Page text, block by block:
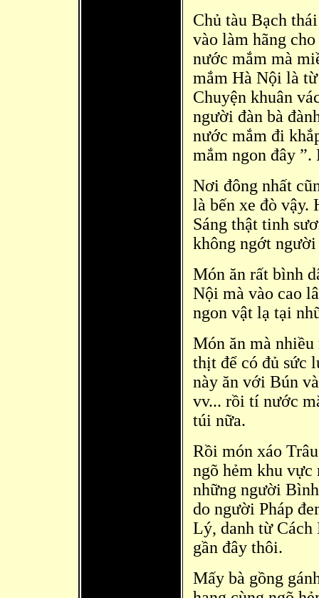
Chủ tàu Bạch
vào làm hãng
nước mắm mà
mắm Hà Nội là
Chuyện khuân
người đàn bà
nước mắm đi
mắm ngon đây
Nơi đông nhất
là bến xe đò vậy.
Sáng thật tinh
không ngớt người
Món ăn rất bình
Nội mà vào cao
ngon vật lạ tại
Món ăn mà nhiều
thịt để có đủ sức
này ăn với Bún
vv... rồi tí nước
túi nữa.
Rồi món xáo
ngõ hẻm khu vực
những người
do người Pháp đ
Lý, danh từ Cách
gần đây thôi.
Mấy bà gồng